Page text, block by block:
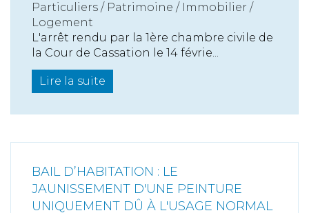
Particuliers / Patrimoine / Immobilier /
Logement
L'arrêt rendu par la 1ère chambre civile de
la Cour de Cassation le 14 févrie...
Lire la suite
BAIL D’HABITATION : LE
JAUNISSEMENT D'UNE PEINTURE
UNIQUEMENT DÛ À L'USAGE NORMAL